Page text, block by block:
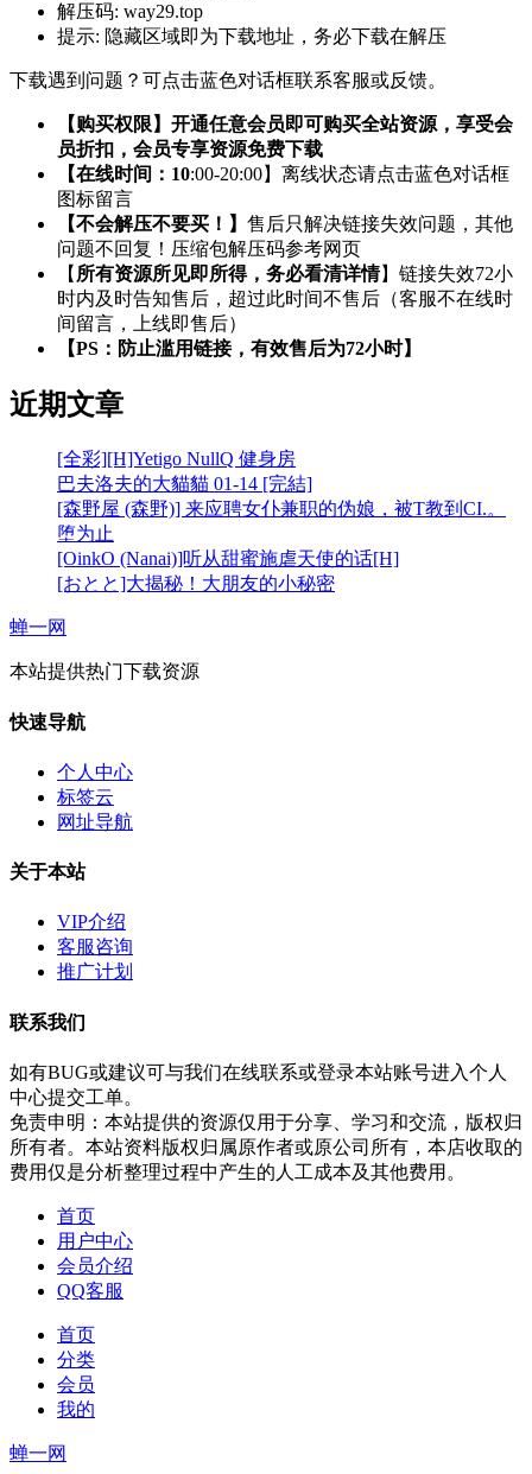
解压码: way29.top
提示: 隐藏区域即为下载地址，务必下载在解压
下载遇到问题？可点击蓝色对话框联系客服或反馈。
【购买权限】开通任意会员即可购买全站资源，享受会
员折扣，会员专享资源免费下载
【在线时间：10:00-20:00】离线状态请点击蓝色对话框
图标留言
【不会解压不要买！】 售后只解决链接失效问题，其他
问题不回复！压缩包解压码参考网页
【 所有资源所见即所得，务必看清详情】链接失效72小
时内及时告知售后，超过此时间不售后（客服不在线时
间留言，上线即售后）
【PS：防止滥用链接，有效售后为72小时】
近期文章
[全彩][H]Yetigo NullQ 健身房
巴夫洛夫的大貓貓 01-14 [完結]
[森野屋 (森野)] 来应聘女仆兼职的伪娘，被T教到CI.。
堕为止
[OinkO (Nanai)]听从甜蜜施虐天使的话[H]
[おとと]大揭秘！大朋友的小秘密
蝉一网
本站提供热门下载资源
快速导航
个人中心
标签云
网址导航
关于本站
VIP介绍
客服咨询
推广计划
联系我们
如有BUG或建议可与我们在线联系或登录本站账号进入个人
中心提交工单。
免责申明：本站提供的资源仅用于分享、学习和交流，版权归
所有者。本站资料版权归属原作者或原公司所有，本店收取的
费用仅是分析整理过程中产生的人工成本及其他费用。
首页
用户中心
会员介绍
QQ客服
首页
分类
会员
我的
蝉一网